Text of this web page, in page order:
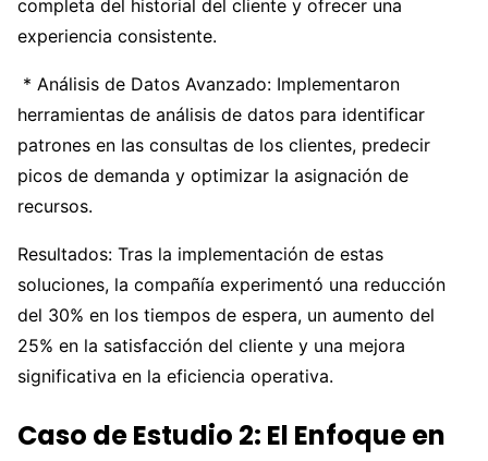
completa del historial del cliente y ofrecer una
experiencia consistente.
* Análisis de Datos Avanzado: Implementaron
herramientas de análisis de datos para identificar
patrones en las consultas de los clientes, predecir
picos de demanda y optimizar la asignación de
recursos.
Resultados: Tras la implementación de estas
soluciones, la compañía experimentó una reducción
del 30% en los tiempos de espera, un aumento del
25% en la satisfacción del cliente y una mejora
significativa en la eficiencia operativa.
Caso de Estudio 2: El Enfoque en